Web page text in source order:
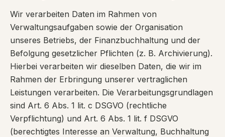
Wir verarbeiten Daten im Rahmen von
Verwaltungsaufgaben sowie der Organisation
unseres Betriebs, der Finanzbuchhaltung und der
Befolgung gesetzlicher Pflichten (z. B. Archivierung).
Hierbei verarbeiten wir dieselben Daten, die wir im
Rahmen der Erbringung unserer vertraglichen
Leistungen verarbeiten. Die Verarbeitungsgrundlagen
sind Art. 6 Abs. 1 lit. c DSGVO (rechtliche
Verpflichtung) und Art. 6 Abs. 1 lit. f DSGVO
(berechtigtes Interesse an Verwaltung, Buchhaltung